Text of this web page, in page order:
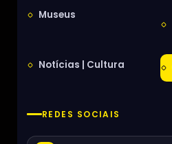
Museus
Notícias | Cultura
REDES SOCIAIS